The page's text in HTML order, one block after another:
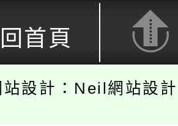
首頁
站設計：Neil網站設